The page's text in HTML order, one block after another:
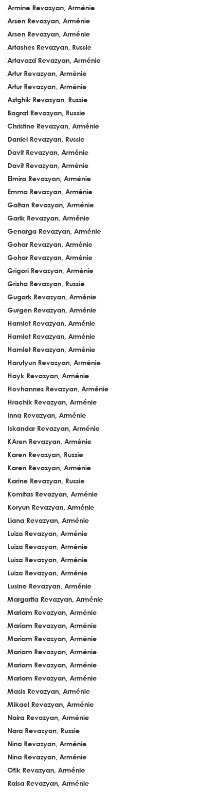
Armine Revazyan, Arménie
Arsen Revazyan, Arménie
Arsen Revazyan, Arménie
Artashes Revazyan, Russie
Artavazd Revazyan, Arménie
Artur Revazyan, Arménie
Artur Revazyan, Arménie
Astghik Revazyan, Russie
Bagrat Revazyan, Russie
Christine Revazyan, Arménie
Daniel Revazyan, Russie
Davit Revazyan, Arménie
Davit Revazyan, Arménie
Elmira Revazyan, Arménie
Emma Revazyan, Arménie
Galtan Revazyan, Arménie
Garik Revazyan, Arménie
Genarga Revazyan, Arménie
Gohar Revazyan, Arménie
Gohar Revazyan, Arménie
Grigori Revazyan, Arménie
Grisha Revazyan, Russie
Gugark Revazyan, Arménie
Gurgen Revazyan, Arménie
Hamlet Revazyan, Arménie
Hamlet Revazyan, Arménie
Hamlet Revazyan, Arménie
Harutyun Revazyan, Arménie
Hayk Revazyan, Arménie
Hovhannes Revazyan, Arménie
Hrachik Revazyan, Arménie
Inna Revazyan, Arménie
Iskandar Revazyan, Arménie
KAren Revazyan, Arménie
Karen Revazyan, Russie
Karen Revazyan, Arménie
Karine Revazyan, Russie
Komitas Revazyan, Arménie
Koryun Revazyan, Arménie
Liana Revazyan, Arménie
Luiza Revazyan, Arménie
Luiza Revazyan, Arménie
Luiza Revazyan, Arménie
Luiza Revazyan, Arménie
Lusine Revazyan, Arménie
Margarita Revazyan, Arménie
Mariam Revazyan, Arménie
Mariam Revazyan, Arménie
Mariam Revazyan, Arménie
Mariam Revazyan, Arménie
Mariam Revazyan, Arménie
Mariam Revazyan, Arménie
Masis Revazyan, Arménie
Mikael Revazyan, Arménie
Naira Revazyan, Arménie
Nara Revazyan, Russie
Nina Revazyan, Arménie
Nina Revazyan, Arménie
Ofik Revazyan, Arménie
Raisa Revazyan, Arménie